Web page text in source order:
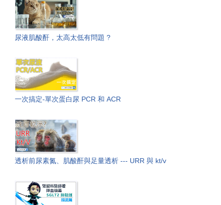
尿液肌酸酐，太高太低有問題 ?
一次搞定-單次蛋白尿 PCR 和 ACR
透析前尿素氮、肌酸酐與足量透析 --- URR 與 kt/v